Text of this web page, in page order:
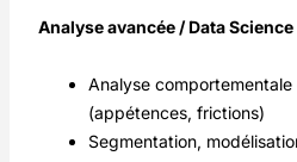
Analyse avancée / Data Science
Analyse
(appétences, frictions)
Segmentation,